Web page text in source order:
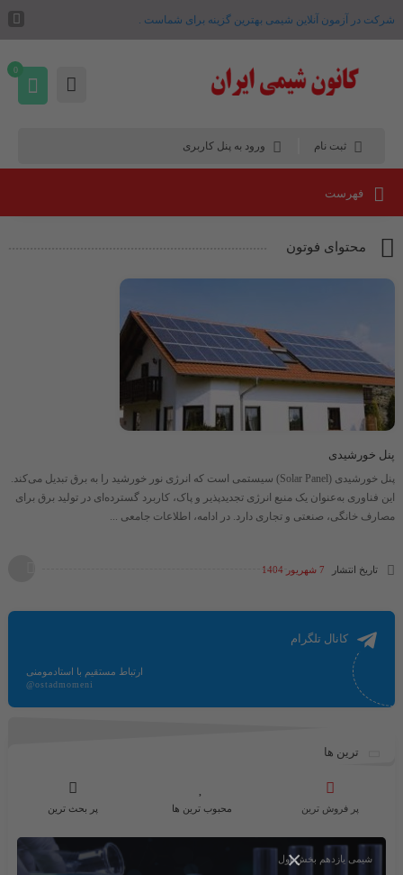
×
شرکت در آزمون آنلاین شیمی بهترین گزینه برای شماست .
ثبت نام ورود به پنل کاربری
0
فهرست
محتوای فوتون
پنل خورشیدی
پنل خورشیدی (Solar Panel) سیستمی است که انرژی نور خورشید را به برق تبدیل می‌کند.
این فناوری به‌عنوان یک منبع انرژی تجدیدپذیر و پاک، کاربرد گسترده‌ای در تولید برق برای
مصارف خانگی، صنعتی و تجاری دارد. در ادامه، اطلاعات جامعی ...
تاریخ انتشار 7 شهریور 1404
کانال تلگرام
ارتباط مستقیم با استادمومنی
@ostadmomeni
ترین ها
پر فروش ترین محبوب ترین ها پر بحث ترین
شیمی یازدهم بخش اول